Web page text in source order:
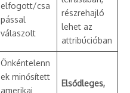
elfogott/csa
pással
válaszolt
részrehajló
lehet az
attribúcióban
Önkéntelenn
ek minősített
amerikai
Elsődleges,